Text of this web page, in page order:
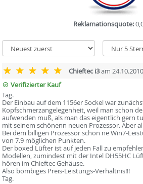
Reklamationsquote:
Chieftec i3am 24.10.2010
Verifizierter Kauf
Tag.
Der Einbau auf dem 1156er Sockel war
Kopfschmerzangelegenheit, weil man schon
aufwenden muß, als man das eigentlich gern
mit seinem schönenn neuen Prozessor. Aber
Bei dem billigen Prozessor schon ne Win7-
von 7.9 möglichen Punkten.
Der boxed Lüfter ist auf jeden Fall zu
Modellen, zumindest mit der Intel DH55HC
hören im Chieftec Gehäuse.
Also bombiges Preis-Leistungs-Verhältnis!!!
Tag.